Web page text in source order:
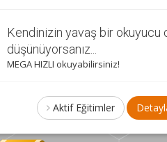
Bilgisayar ekranında çok şey
Okuma yükünüzü kolayca
Aktif Eğitimler
Hafızanızı yönetin!
Öğrenme, hafıza ve beyin
keşfedeceksiniz.